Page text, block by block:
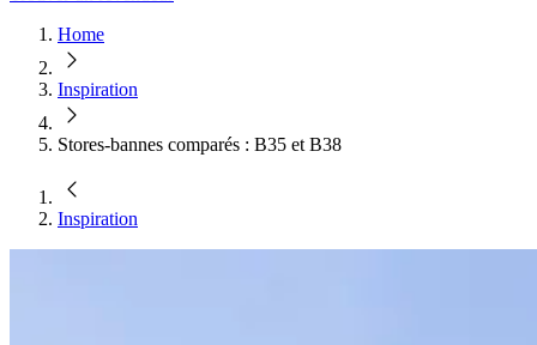
Home
Inspiration
Stores-bannes comparés : B35 et B38
Inspiration